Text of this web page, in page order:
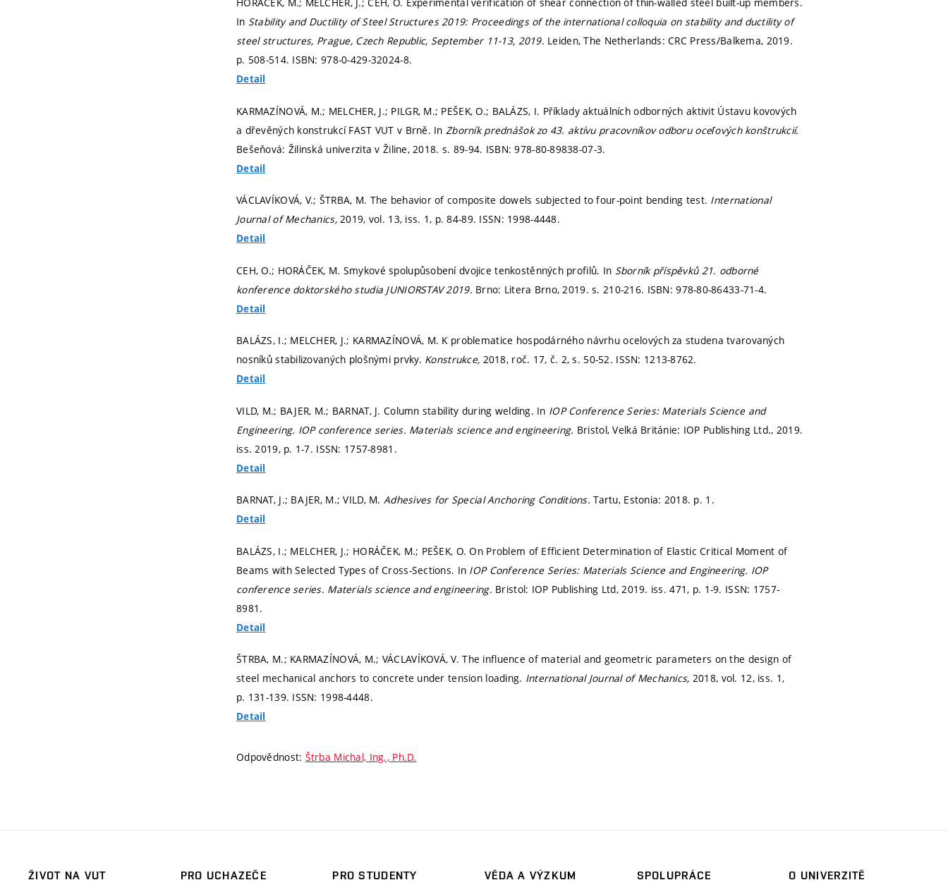
In Stability and Ductility of Steel Structures 2019: Proceedings of the international colloquia on stability and ductility of
steel structures, Prague, Czech Republic, September 11-13, 2019. Leiden, The Netherlands: CRC Press/Balkema, 2019.
p. 508-514. ISBN: 978-0-429-32024-8.
Detail
KARMAZÍNOVÁ, M.; MELCHER, J.; PILGR, M.; PEŠEK, O.; BALÁZS, I. Příklady aktuálních odborných aktivit Ústavu kovových
a dřevěných konstrukcí FAST VUT v Brně. In Zborník prednášok zo 43. aktívu pracovníkov odboru oceľových konštrukcií.
Bešeňová: Žilinská univerzita v Žiline, 2018. s. 89-94. ISBN: 978-80-89838-07-3.
Detail
VÁCLAVÍKOVÁ, V.; ŠTRBA, M. The behavior of composite dowels subjected to four-point bending test. International
Journal of Mechanics,2019, vol. 13, iss. 1, p. 84-89. ISSN: 1998-4448.
Detail
CEH, O.; HORÁČEK, M. Smykové spolupůsobení dvojice tenkostěnných profilů. In Sborník příspěvků 21. odborné
konference doktorského studia JUNIORSTAV 2019. Brno: Litera Brno, 2019.s. 210-216. ISBN: 978-80-86433-71-4.
Detail
BALÁZS, I.; MELCHER, J.; KARMAZÍNOVÁ, M. K problematice hospodárného návrhu ocelových za studena tvarovaných
nosníků stabilizovaných plošnými prvky. Konstrukce, 2018, roč. 17, č. 2,s. 50-52. ISSN: 1213-8762.
Detail
VILD, M.; BAJER, M.; BARNAT, J. Column stability during welding. In IOP Conference Series: Materials Science and
Engineering. IOP conference series. Materials science and engineering. Bristol, Velká Británie: IOP Publishing Ltd., 2019.
iss. 2019, p. 1-7. ISSN: 1757-8981.
Detail
BARNAT, J.; BAJER, M.; VILD, M. Adhesives for Special Anchoring Conditions.Tartu, Estonia: 2018. p. 1.
Detail
BALÁZS, I.; MELCHER, J.; HORÁČEK, M.; PEŠEK, O. On Problem of Efficient Determination of Elastic Critical Moment of
Beams with Selected Types of Cross-Sections. In IOP Conference Series: Materials Science and Engineering. IOP
conference series. Materials science and engineering. Bristol: IOP Publishing Ltd, 2019. iss. 471, p. 1-9. ISSN: 1757-
8981.
Detail
ŠTRBA, M.; KARMAZÍNOVÁ, M.; VÁCLAVÍKOVÁ, V. The influence of material and geometric parameters on the design of
steel mechanical anchors to concrete under tension loading. International Journal of Mechanics, 2018, vol. 12, iss. 1,
p. 131-139. ISSN: 1998-4448.
Detail
Odpovědnost: Štrba Michal, Ing., Ph.D.
ŽIVOT NA VUT PRO UCHAZEČE PRO STUDENTY VĚDA A VÝZKUM SPOLUPRÁCE O UNIVERZITĚ